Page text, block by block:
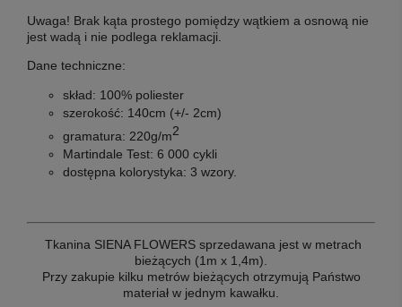
Uwaga! Brak kąta prostego pomiędzy wątkiem a osnową nie
jest wadą i nie podlega reklamacji.
Dane techniczne:
skład: 100% poliester
szerokość: 140cm (+/- 2cm)
gramatura: 220g/m2
Martindale Test: 6 000 cykli
dostępna kolorystyka: 3 wzory.
Tkanina SIENA FLOWERS sprzedawana jest w metrach
bieżących (1m x 1,4m).
Przy zakupie kilku metrów bieżących otrzymują Państwo
materiał w jednym kawałku.